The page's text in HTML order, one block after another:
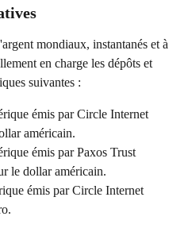
mondiaux, instantanés et à
en charge les dépôts et
suivantes :
émis par Circle Internet
américain.
émis par Paxos Trust
le dollar américain.
émis par Circle Internet